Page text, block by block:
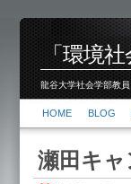
「環境
龍谷大学社会学部教
HOME BLOG
瀬田キ